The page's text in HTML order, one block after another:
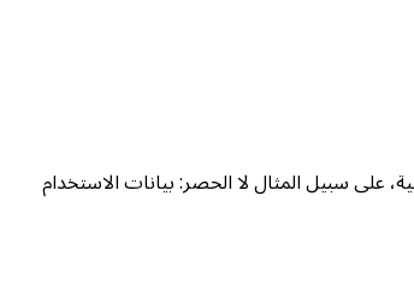
سبيل المثال لا الحصر: بيانات الاستخدام